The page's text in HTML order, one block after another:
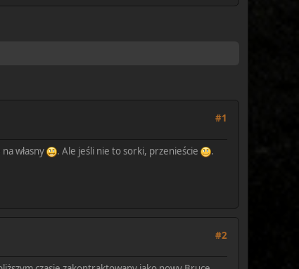
#1
własny . Ale jeśli nie to sorki, przenieście .
#2